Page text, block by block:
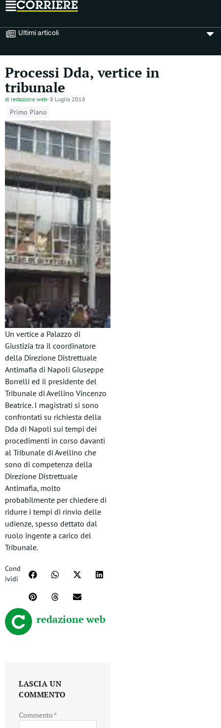
Ultimi articoli
Processi Dda, vertice in
tribunale
di redazione web- 8 Luglio 2018
Primo Piano
Un vertice a Palazzo di
Giustizia tra il coordinatore
della Direzione Distrettuale
Antimafia di Napoli Giuseppe
Borrelli ed il presidente del
Tribunale di Avellino Vincenzo
Beatrice. I magistrati si sono
confrontati su richiesta della
Dda di Napoli sui tempi dei
procedimenti in corso davanti
al Tribunale di Avellino che
sono di competenza della
Direzione Distrettuale
Antimafia, molto
probabilmente per chiedere di
ridurre i tempi di rinvio delle
udienze, spesso dettato dal
ruolo ingente a carico del
Tribunale.
Cond
ividi
redazione web
LASCIA UN
COMMENTO
Commento *